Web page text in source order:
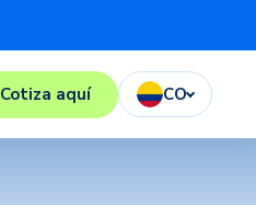
Cotiza aquí CO